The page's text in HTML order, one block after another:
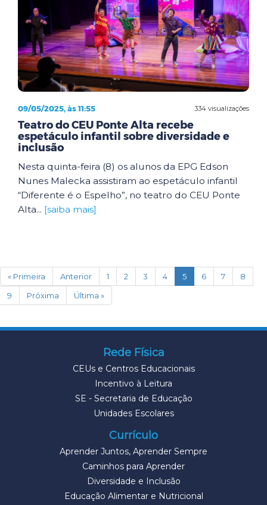
334 visualizações
09/05/2025, às 11:55
Teatro do CEU Ponte Alta recebe
espetáculo infantil sobre diversidade e
inclusão
Nesta quinta-feira (8) os alunos da EPG Edson
Nunes Malecka assistiram ao espetáculo infantil
“Diferente é o Espelho”, no teatro do CEU Ponte
Alta... [saiba mais]
« Primeira Anterior 1 2 3 4 5(current)
6 7
8
9
Próxima Última »
Rede Física
CEUs e Centros Educacionais
Incentivo à Leitura
SE - Secretaria de Educação
Unidades Escolares
Currículo
Aprender Juntos, Aprender Sempre
Caminhos para Aprender
Diversidade e Inclusão
Educação Alimentar e Nutricional